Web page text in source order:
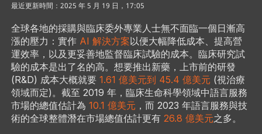
最近更新時間：2025 年 5 月 19 日，17:05
全球各地的採購與臨床委外專業人士無不面臨一個日漸高
漲的壓力：實作 AI 解決方案以便大幅降低成本、提高營
運效率，以及更妥善地監督臨床試驗的成本。臨床研究試
驗的成本是出了名的高。想要推出新藥，上市前的研發
(R&D) 成本大概就要 1.61 億美元到 45.4 億美元 (視治療
領域而定)。截至 2019 年，臨床生命科學領域中語言服務
市場的總值估計為 10.1 億美元 ，而 2023 年語言服務與技
術的全球整體潛在市場總值估計更有 26.8 億美元之多。